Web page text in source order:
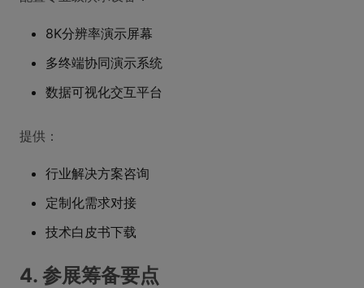
8K分辨率演示屏幕
多终端协同演示系统
数据可视化交互平台
提供：
行业解决方案咨询
定制化需求对接
技术白皮书下载
4. 参展筹备要点